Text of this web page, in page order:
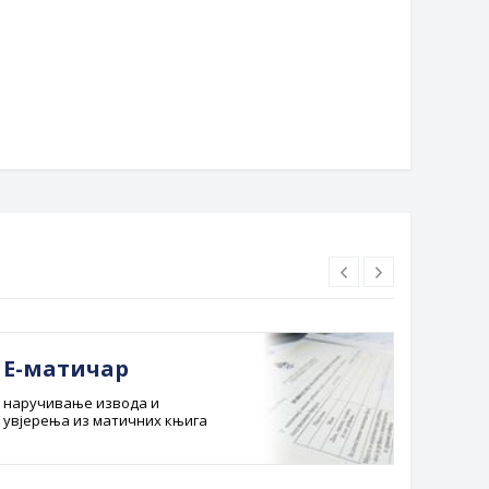
Е-матичар
наручивање извода и
увјерења из матичних књига